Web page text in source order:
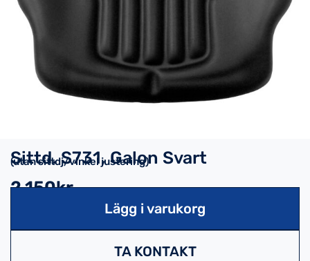
Sittd. S731, Galon Svart
(utan sittdj/vinkel justering)
2,150kr
Lägg i varukorg
TA KONTAKT